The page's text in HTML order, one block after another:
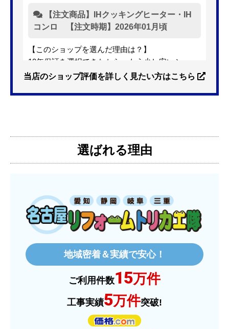
【注文商品】IHクッキングヒーター・IH
コンロ 【注文時期】2026年01月頃
【このショップを選んだ理由は？】
10年保証を選択できたから。もう少し安いショッ
プも有ったが、5年保証しかなかった。
【その他感想・コメント】
ものおきものおきさん
2025年12月26日 18:45
欲しい商品をスムーズに注文できましたか？
はい
ショップからの連絡や対応は適切でしたか？
商品の梱包は必要十分なものでしたか？
当店のショップ評価を詳しく見たい方はこちら
選ばれる理由
地域密着＆実績で安心！
ご利用件数15万件
工事実績5万件突破!